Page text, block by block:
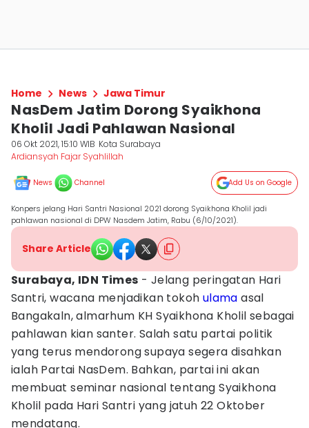
Home News Jawa Timur
NasDem Jatim Dorong Syaikhona
Kholil Jadi Pahlawan Nasional
06 Okt 2021, 15:10 WIB Kota Surabaya
Ardiansyah Fajar Syahlillah
News Channel Add Us on Google
Konpers jelang Hari Santri Nasional 2021 dorong Syaikhona Kholil jadi
pahlawan nasional di DPW Nasdem Jatim, Rabu (6/10/2021).
Share Article
Surabaya, IDN Times - Jelang peringatan Hari
Santri, wacana menjadikan tokoh ulama asal
Bangakaln, almarhum KH Syaikhona Kholil sebagai
pahlawan kian santer. Salah satu partai politik
yang terus mendorong supaya segera disahkan
ialah Partai NasDem. Bahkan, partai ini akan
membuat seminar nasional tentang Syaikhona
Kholil pada Hari Santri yang jatuh 22 Oktober
mendatang.